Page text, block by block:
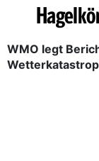
WMO legt